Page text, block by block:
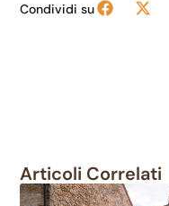
Condividi su
Articoli Correlati